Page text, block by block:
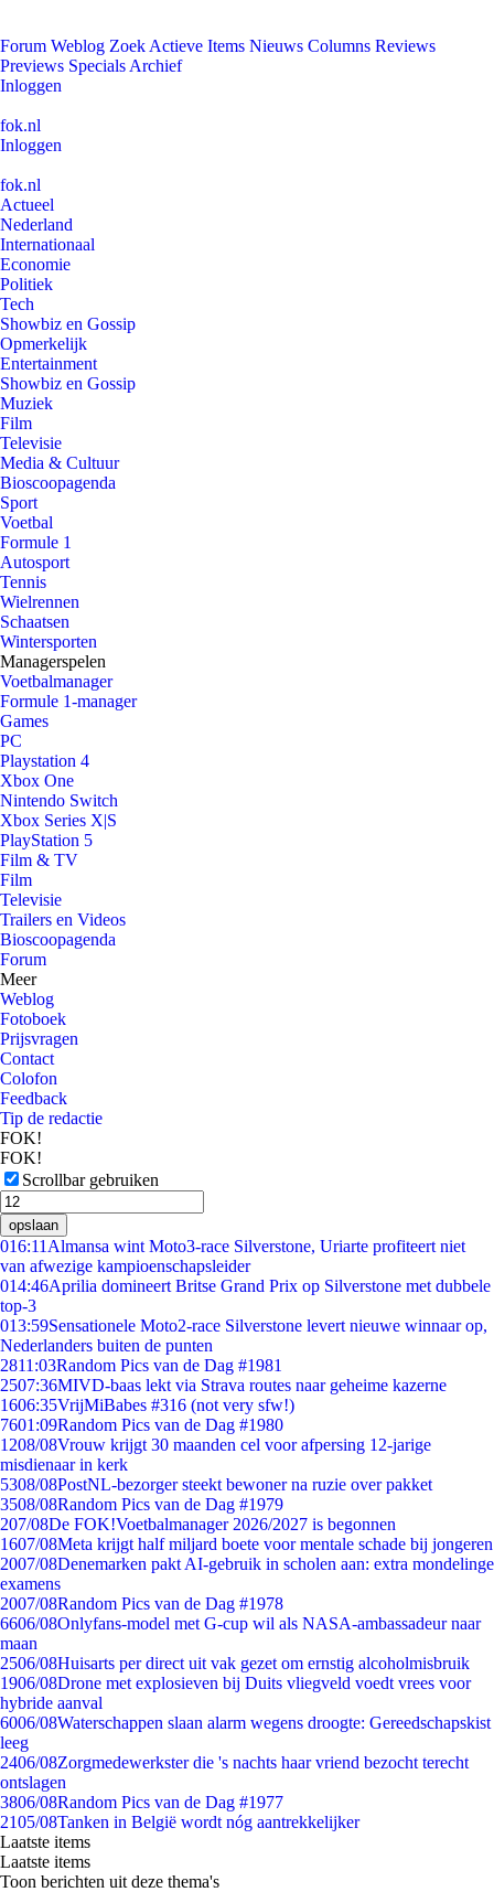
Forum Weblog Zoek Actieve Items Nieuws Columns Reviews
Previews Specials Archief
Inloggen
fok.nl
Inloggen
fok.nl
Actueel
Nederland
Internationaal
Economie
Politiek
Tech
Showbiz en Gossip
Opmerkelijk
Entertainment
Showbiz en Gossip
Muziek
Film
Televisie
Media & Cultuur
Bioscoopagenda
Sport
Voetbal
Formule 1
Autosport
Tennis
Wielrennen
Schaatsen
Wintersporten
Managerspelen
Voetbalmanager
Formule 1-manager
Games
PC
Playstation 4
Xbox One
Nintendo Switch
Xbox Series X|S
PlayStation 5
Film & TV
Film
Televisie
Trailers en Videos
Bioscoopagenda
Forum
Meer
Weblog
Fotoboek
Prijsvragen
Contact
Colofon
Feedback
Tip de redactie
FOK!
FOK!
Scrollbar gebruiken
opslaan
016:11 Almansa wint Moto3-race Silverstone, Uriarte profiteert niet
van afwezige kampioenschapsleider
014:46Aprilia domineert Britse Grand Prix op Silverstone met dubbele
top-3
013:59Sensationele Moto2-race Silverstone levert nieuwe winnaar op,
Nederlanders buiten de punten
2811:03Random Pics van de Dag #1981
2507:36MIVD-baas lekt via Strava routes naar geheime kazerne
1606:35VrijMiBabes #316 (not very sfw!)
7601:09Random Pics van de Dag #1980
1208/08Vrouw krijgt 30 maanden cel voor afpersing 12-jarige
misdienaar in kerk
5308/08PostNL-bezorger steekt bewoner na ruzie over pakket
3508/08Random Pics van de Dag #1979
207/08De FOK!Voetbalmanager 2026/2027 is begonnen
1607/08Meta krijgt half miljard boete voor mentale schade bij jongeren
2007/08Denemarken pakt AI-gebruik in scholen aan: extra mondelinge
examens
2007/08Random Pics van de Dag #1978
6606/08Onlyfans-model met G-cup wil als NASA-ambassadeur naar
maan
2506/08Huisarts per direct uit vak gezet om ernstig alcoholmisbruik
1906/08Drone met explosieven bij Duits vliegveld voedt vrees voor
hybride aanval
6006/08Waterschappen slaan alarm wegens droogte: Gereedschapskist
leeg
2406/08Zorgmedewerkster die 's nachts haar vriend bezocht terecht
ontslagen
3806/08Random Pics van de Dag #1977
2105/08Tanken in België wordt nóg aantrekkelijker
Laatste items
Laatste items
Toon berichten uit deze thema's